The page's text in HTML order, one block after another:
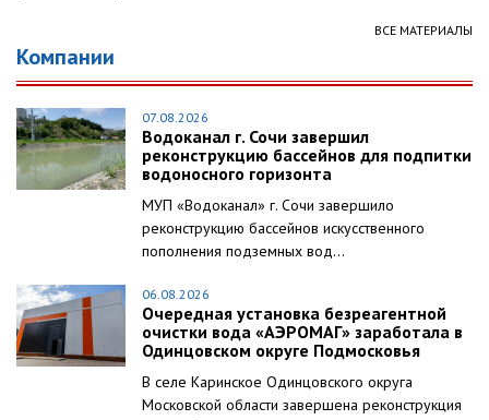
ВСЕ МАТЕРИАЛЫ
Компании
07.08.2026
Водоканал г. Сочи завершил
реконструкцию бассейнов для подпитки
водоносного горизонта
МУП «Водоканал» г. Сочи завершило
реконструкцию бассейнов искусственного
пополнения подземных вод...
06.08.2026
Очередная установка безреагентной
очистки вода «АЭРОМАГ» заработала в
Одинцовском округе Подмосковья
В селе Каринское Одинцовского округа
Московской области завершена реконструкция